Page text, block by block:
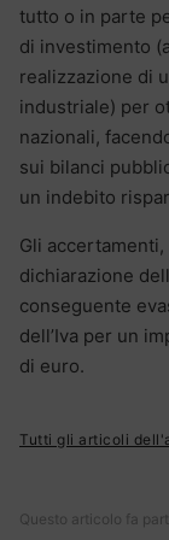
tutto o in parte
di investimento
realizzazione di
industriale) per
nazionali,
sui bilanci
un indebito
Gli
dichiarazione
conseguente
dell’Iva per un
di euro.
Tutti gli articoli
Questo articolo fa